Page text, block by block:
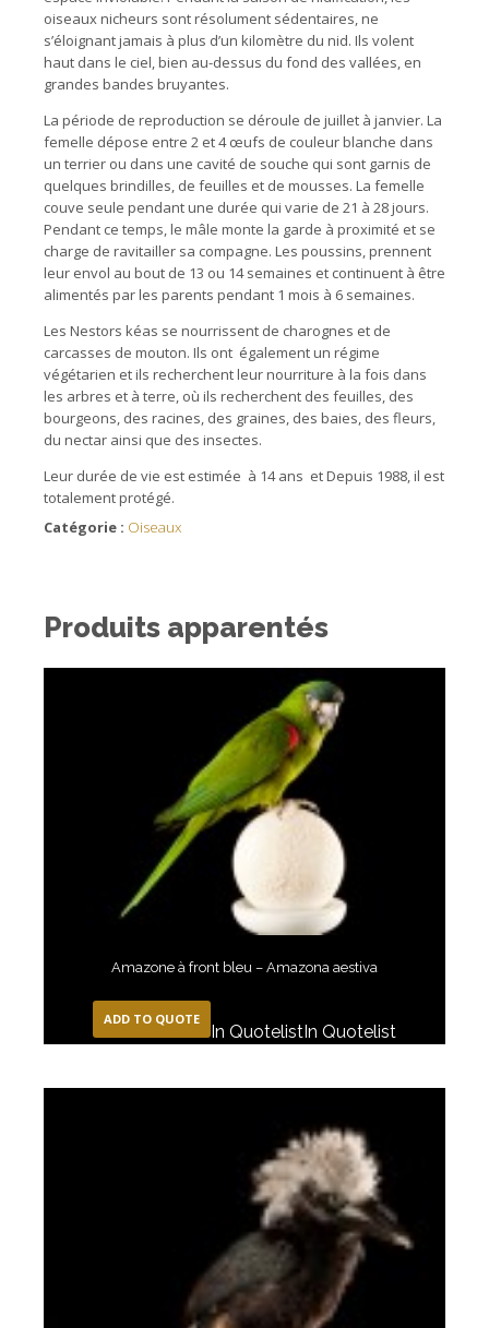
oiseaux nicheurs sont résolument sédentaires, ne
s’éloignant jamais à plus d’un kilomètre du nid. Ils volent
haut dans le ciel, bien au-dessus du fond des vallées, en
grandes bandes bruyantes.
La période de reproduction se déroule de juillet à janvier. La
femelle dépose entre 2 et 4 œufs de couleur blanche dans
un terrier ou dans une cavité de souche qui sont garnis de
quelques brindilles, de feuilles et de mousses. La femelle
couve seule pendant une durée qui varie de 21 à 28 jours.
Pendant ce temps, le mâle monte la garde à proximité et se
charge de ravitailler sa compagne. Les poussins, prennent
leur envol au bout de 13 ou 14 semaines et continuent à être
alimentés par les parents pendant 1 mois à 6 semaines.
Les Nestors kéas se nourrissent de charognes et de
carcasses de mouton. Ils ont également un régime
végétarien et ils recherchent leur nourriture à la fois dans
les arbres et à terre, où ils recherchent des feuilles, des
bourgeons, des racines, des graines, des baies, des fleurs,
du nectar ainsi que des insectes.
Leur durée de vie est estimée à 14 ans et Depuis 1988, il est
totalement protégé.
Catégorie : Oiseaux
Produits apparentés
Amazone à front bleu – Amazona aestiva
ADD TO QUOTE
In QuotelistIn Quotelist